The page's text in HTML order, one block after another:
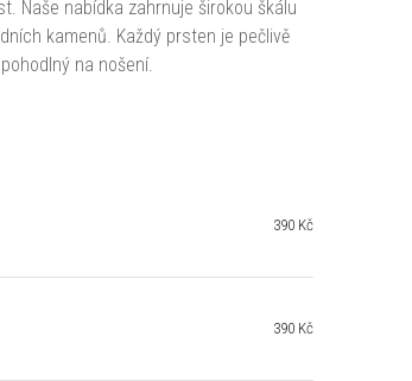
Naše nabídka zahrnuje širokou škálu
kamenů. Každý prsten je pečlivě
na nošení.
390 Kč
390 Kč